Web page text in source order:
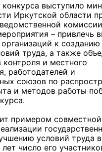
выступило
Иркутской области
– привлечь
к
труда, а также
контроля и местного
работодателей и
союзов по
и методов работы
примером
условий труда
лет число его